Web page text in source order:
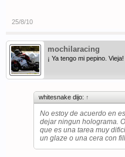
25/8/10
mochilaracing
¡ Ya tengo mi pepino. Vieja!
whitesnake dijo: ↑
No estoy de acuerdo en
dejar ningun holograma.
que es una tarea muy
un glaze o una cera con